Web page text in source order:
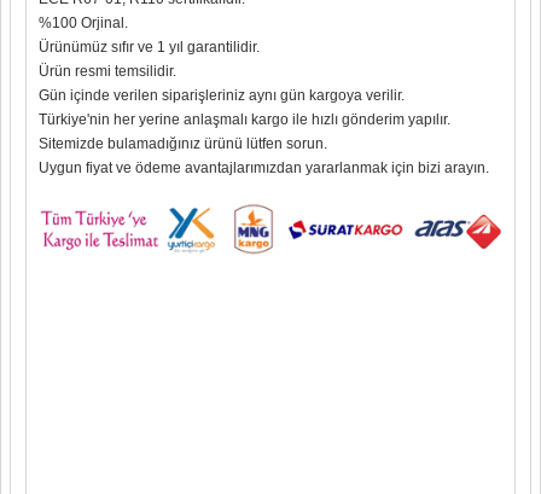
%100 Orjinal.
Ürünümüz sıfır ve 1 yıl garantilidir.
Ürün resmi temsilidir.
Gün içinde verilen siparişleriniz aynı gün kargoya verilir.
Türkiye'nin her yerine anlaşmalı kargo ile hızlı gönderim yapılır.
Sitemizde bulamadığınız ürünü lütfen sorun.
Uygun fiyat ve ödeme avantajlarımızdan yararlanmak için bizi arayın.